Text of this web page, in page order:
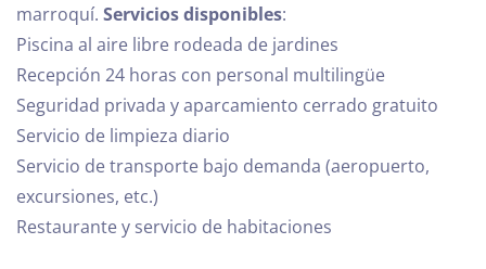
marroquí. Servicios disponibles:
Piscina al aire libre rodeada de jardines
Recepción 24 horas con personal multilingüe
Seguridad privada y aparcamiento cerrado gratuito
Servicio de limpieza diario
Servicio de transporte bajo demanda (aeropuerto,
excursiones, etc.)
Restaurante y servicio de habitaciones